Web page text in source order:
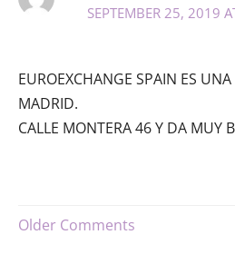
SEPTEMBER 25, 2019
EUROEXCHANGE SPAIN ES
MADRID.
CALLE MONTERA 46 Y DA MUY
NEWER
Older Comments